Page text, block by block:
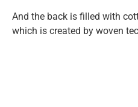
And the back is filled with
which is created by woven